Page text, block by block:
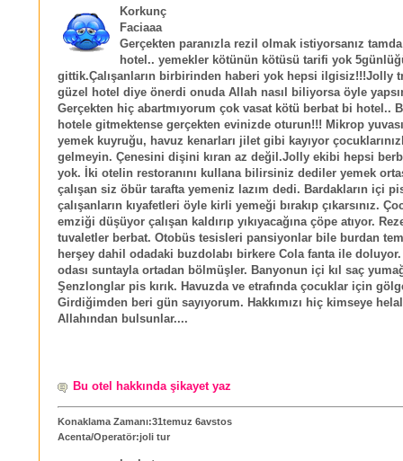
Korkunç
Faciaaa
Gerçekten paranızla rezil olmak istiyorsanız tamda
hotel.. yemekler kötünün kötüsü tarifi yok
gittik.Çalışanların birbirinden haberi yok hepsi ilgisiz!!!Jolly
güzel hotel diye önerdi onuda Allah nasıl biliyorsa öyle
Gerçekten hiç abartmıyorum çok vasat kötü berbat bi hotel..
hotele gitmektense gerçekten evinizde oturun!!! Mikrop
yemek kuyruğu, havuz kenarları jilet gibi kayıyor
gelmeyin. Çenesini dişini kıran az değil.Jolly ekibi hepsi
yok. İki otelin restoranını kullana bilirsiniz dediler yemek
çalışan siz öbür tarafta yemeniz lazım dedi. Bardakların içi
çalışanların kıyafetleri öyle kirli yemeği bırakıp çıkarsınız.
emziği düşüyor çalışan kaldırıp yıkıyacağına çöpe atıyor.
tuvaletler berbat. Otobüs tesisleri pansiyonlar bile burdan
herşey dahil odadaki buzdolabı birkere Cola fanta ile
odası suntayla ortadan bölmüşler. Banyonun içi kıl saç
Şenzlonglar pis kırık. Havuzda ve etrafında çocuklar için
Girdiğimden beri gün sayıyorum. Hakkımızı hiç kimseye
Allahından bulsunlar....
Bu otel hakkında şikayet yaz
Konaklama Zamanı:31temuz 6avstos
Acenta/Operatör:joli tur